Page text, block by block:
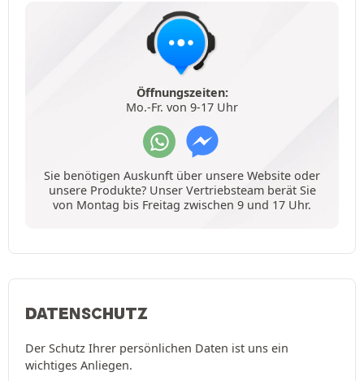
Öffnungszeiten:
Mo.-Fr. von 9-17 Uhr
Sie benötigen Auskunft über unsere Website oder
unsere Produkte? Unser Vertriebsteam berät Sie
von Montag bis Freitag zwischen 9 und 17 Uhr.
DATENSCHUTZ
Der Schutz Ihrer persönlichen Daten ist uns ein
wichtiges Anliegen.